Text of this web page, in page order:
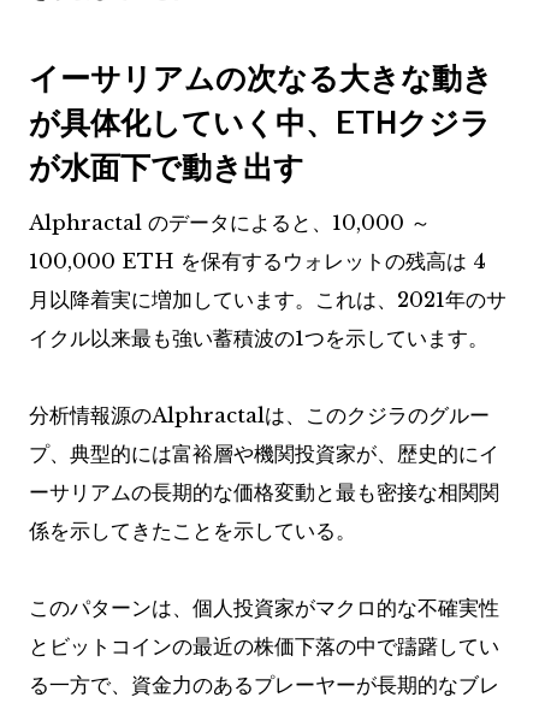
イーサリアムの次なる大きな動き
が具体化していく中、ETHクジラ
が水面下で動き出す
Alphractal のデータによると、10,000 ～
100,000 ETH を保有するウォレットの残高は 4
月以降着実に増加しています。これは、2021年のサ
イクル以来最も強い蓄積波の1つを示しています。
分析情報源のAlphractalは、このクジラのグルー
プ、典型的には富裕層や機関投資家が、歴史的にイ
ーサリアムの長期的な価格変動と最も密接な相関関
係を示してきたことを示している。
このパターンは、個人投資家がマクロ的な不確実性
とビットコインの最近の株価下落の中で躊躇してい
る一方で、資金力のあるプレーヤーが長期的なブレ